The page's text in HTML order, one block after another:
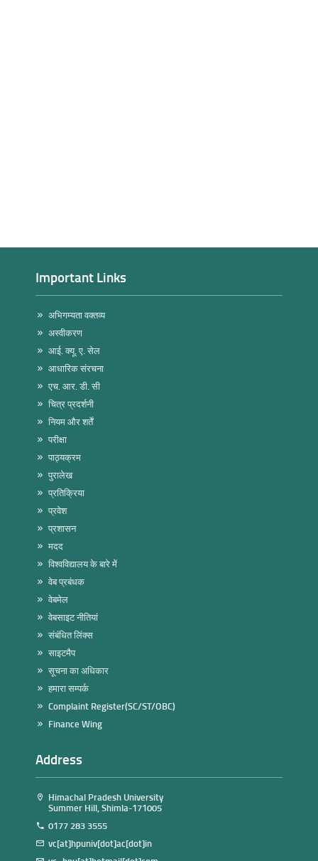
Important Links
अभिगम्यता वक्तव्य
अस्वीकरण
आई. क्यू. ए. सेल
आधारिक संरचना
एच. आर. डी. सी
चित्र प्रदर्शनी
नियम और शर्तें
परीक्षा
पाठ्यक्रम
पुरालेख
प्रतिक्रिया
प्रवेश
प्रशासन
मदद
विश्वविद्यालय के बारे में
वेब प्रबंधक
वेबमेल
वेबसाइट नीतियां
संबंधित लिंक्स
साइटमैप
सूचना का अधिकार
हमारा सम्पर्क
Complaint Register(SC/ST/OBC)
Finance Wing
Address
Himachal Pradesh University
Summer Hill, Shimla-171005
0177 283 3555
vc[at]hpuniv[dot]ac[dot]in